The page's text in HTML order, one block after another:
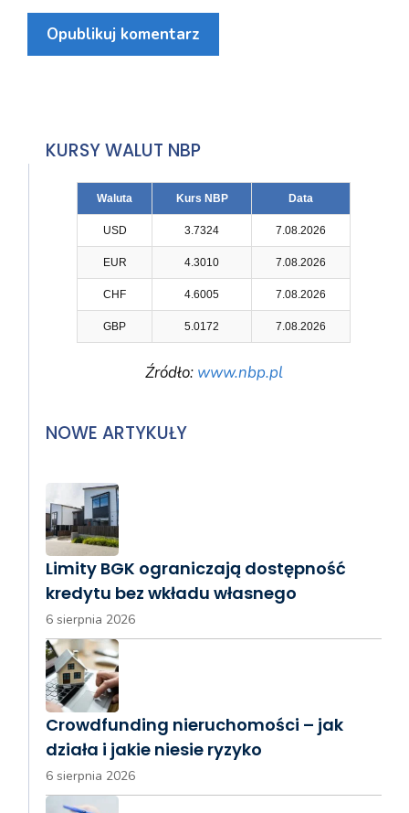
KURSY WALUT NBP
Waluta Kurs NBP Data
USD 3.7324 7.08.2026
EUR 4.3010 7.08.2026
CHF 4.6005 7.08.2026
GBP 5.0172 7.08.2026
Źródło: www.nbp.pl
NOWE ARTYKUŁY
Limity BGK ograniczają dostępność
kredytu bez wkładu własnego
6 sierpnia 2026
Crowdfunding nieruchomości – jak
działa i jakie niesie ryzyko
6 sierpnia 2026